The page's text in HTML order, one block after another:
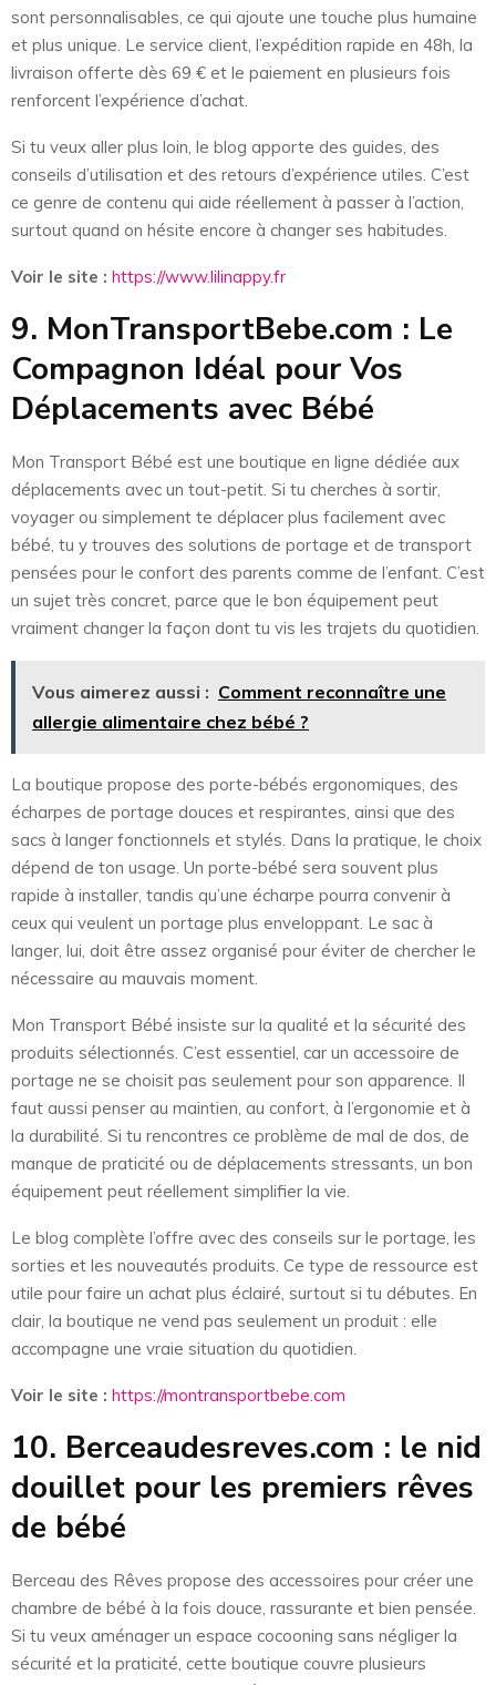
sont personnalisables, ce qui ajoute une touche plus humaine
et plus unique. Le service client, l’expédition rapide en 48h, la
livraison offerte dès 69 € et le paiement en plusieurs fois
renforcent l’expérience d’achat.
Si tu veux aller plus loin, le blog apporte des guides, des
conseils d’utilisation et des retours d’expérience utiles. C’est
ce genre de contenu qui aide réellement à passer à l’action,
surtout quand on hésite encore à changer ses habitudes.
Voir le site : https://www.lilinappy.fr
9. MonTransportBebe.com : Le
Compagnon Idéal pour Vos
Déplacements avec Bébé
Mon Transport Bébé est une boutique en ligne dédiée aux
déplacements avec un tout-petit. Si tu cherches à sortir,
voyager ou simplement te déplacer plus facilement avec
bébé, tu y trouves des solutions de portage et de transport
pensées pour le confort des parents comme de l’enfant. C’est
un sujet très concret, parce que le bon équipement peut
vraiment changer la façon dont tu vis les trajets du quotidien.
Vous aimerez aussi : Comment reconnaître une
allergie alimentaire chez bébé ?
La boutique propose des porte-bébés ergonomiques, des
écharpes de portage douces et respirantes, ainsi que des
sacs à langer fonctionnels et stylés. Dans la pratique, le choix
dépend de ton usage. Un porte-bébé sera souvent plus
rapide à installer, tandis qu’une écharpe pourra convenir à
ceux qui veulent un portage plus enveloppant. Le sac à
langer, lui, doit être assez organisé pour éviter de chercher le
nécessaire au mauvais moment.
Mon Transport Bébé insiste sur la qualité et la sécurité des
produits sélectionnés. C’est essentiel, car un accessoire de
portage ne se choisit pas seulement pour son apparence. Il
faut aussi penser au maintien, au confort, à l’ergonomie et à
la durabilité. Si tu rencontres ce problème de mal de dos, de
manque de praticité ou de déplacements stressants, un bon
équipement peut réellement simplifier la vie.
Le blog complète l’offre avec des conseils sur le portage, les
sorties et les nouveautés produits. Ce type de ressource est
utile pour faire un achat plus éclairé, surtout si tu débutes. En
clair, la boutique ne vend pas seulement un produit : elle
accompagne une vraie situation du quotidien.
Voir le site : https://montransportbebe.com
10. Berceaudesreves.com : le nid
douillet pour les premiers rêves
de bébé
Berceau des Rêves propose des accessoires pour créer une
chambre de bébé à la fois douce, rassurante et bien pensée.
Si tu veux aménager un espace cocooning sans négliger la
sécurité et la praticité, cette boutique couvre plusieurs